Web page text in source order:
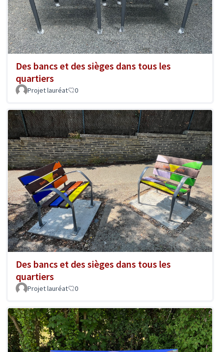
Des bancs et des sièges dans tous les
quartiers
Projet lauréat 0
Des bancs et des sièges dans tous les
quartiers
Projet lauréat 0